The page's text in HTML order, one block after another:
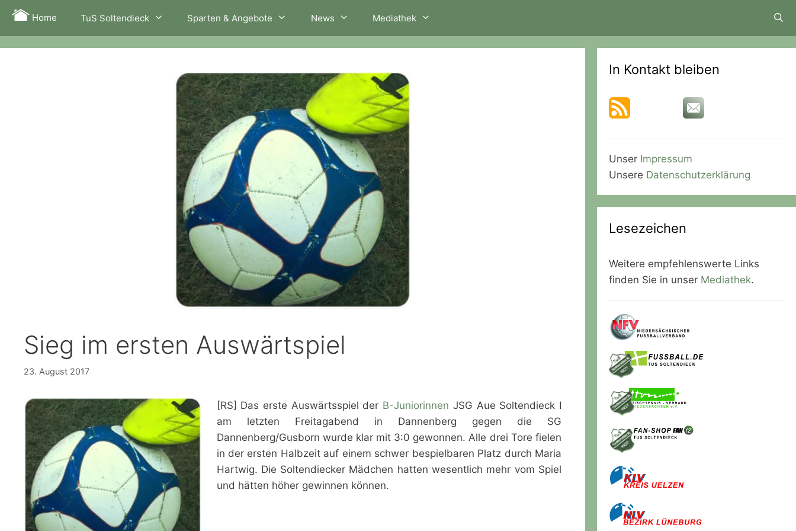
Zum
Inhalt
springen
Home TuS Soltendieck Sparten & Angebote News Mediathek
Sieg im ersten Auswärtspiel
23. August 2017
[RS] Das erste Auswärtsspiel der B-Juniorinnen JSG Aue Soltendieck I
am letzten Freitagabend in Dannenberg gegen die SG
Dannenberg/Gusborn wurde klar mit 3:0 gewonnen. Alle drei Tore fielen
in der ersten Halbzeit auf einem schwer bespielbaren Platz durch Maria
Hartwig. Die Soltendiecker Mädchen hatten wesentlich mehr vom Spiel
und hätten höher gewinnen können.
In Kontakt bleiben
Unser Impressum
Unsere Datenschutzerklärung
Lesezeichen
Weitere empfehlenswerte Links
finden Sie in unser Mediathek.